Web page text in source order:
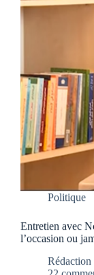
Politique
Entretien avec
l’occasion ou
Rédaction